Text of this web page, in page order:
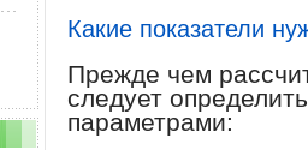
Какие показатели
Прежде чем
следует
параметрами: